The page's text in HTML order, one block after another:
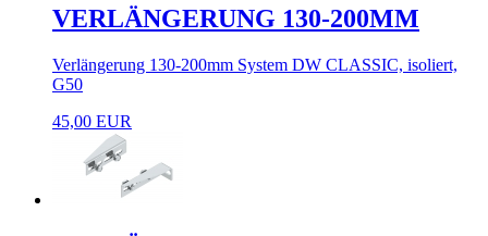
VERLÄNGERUNG 130-200MM
Verlängerung 130-200mm System DW CLASSIC, isoliert,
G50
45,00 EUR